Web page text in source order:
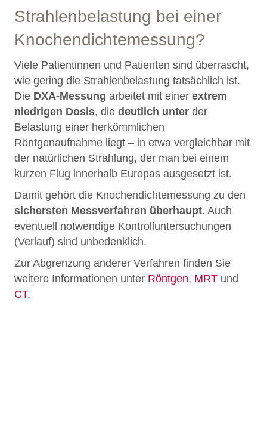
Strahlenbelastung bei einer
Knochendichtemessung?
Viele Patientinnen und Patienten sind überrascht,
wie gering die Strahlenbelastung tatsächlich ist.
Die DXA-Messung arbeitet mit einer extrem
niedrigen Dosis, die deutlich unter der
Belastung einer herkömmlichen
Röntgenaufnahme liegt – in etwa vergleichbar mit
der natürlichen Strahlung, der man bei einem
kurzen Flug innerhalb Europas ausgesetzt ist.
Damit gehört die Knochendichtemessung zu den
sichersten Messverfahren überhaupt. Auch
eventuell notwendige Kontrolluntersuchungen
(Verlauf) sind unbedenklich.
Zur Abgrenzung anderer Verfahren finden Sie
weitere Informationen unter Röntgen, MRT und
CT.